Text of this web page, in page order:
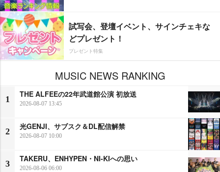
試写会、登壇イベント、サインチェキな
どプレゼント！
プレゼント特集
MUSIC NEWS RANKING
1
THE ALFEEの22年武道館公演 初放送
2026-08-07 13:45
2
光GENJI、サブスク＆DL配信解禁
2026-08-07 10:00
3
TAKERU、ENHYPEN・NI-KIへの思い
2026-08-06 06:00